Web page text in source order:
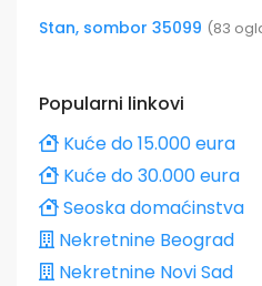
Stan, sombor 35099 (83
Popularni linkovi
Kuće do 15.000 eura
Kuće do 30.000 eura
Seoska domaćinstva
Nekretnine Beograd
Nekretnine Novi Sad